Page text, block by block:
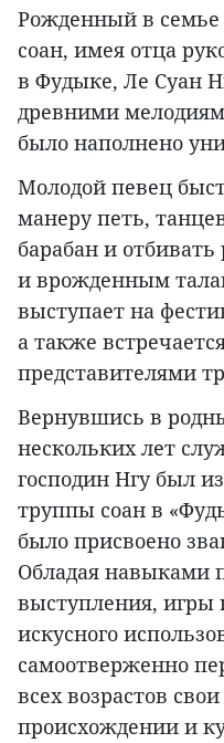
Рожденный в
соан, имея отца
в Фудыке, Ле Суан
древними
было наполнено
Молодой певец
манеру петь,
барабан и
и врожденным
выступает на
а также
представителями
Вернувшись в
нескольких лет
господин Нгу был
труппы соан в
было присвоено
Обладая навыками
выступления, игры
искусного
самоотверженно
всех возрастов
происхождении и